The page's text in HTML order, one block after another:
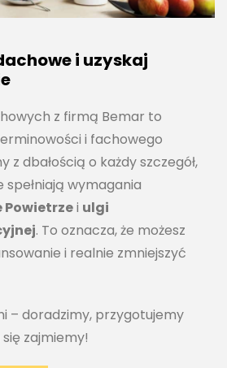
i uzyskaj
z firmą Bemar to
i fachowego
z dbałością o każdy szczegół,
wymagania
Powietrzei ulgi
. To oznacza, że możesz
i realnie zmniejszyć
– doradzimy, przygotujemy
zajmiemy!